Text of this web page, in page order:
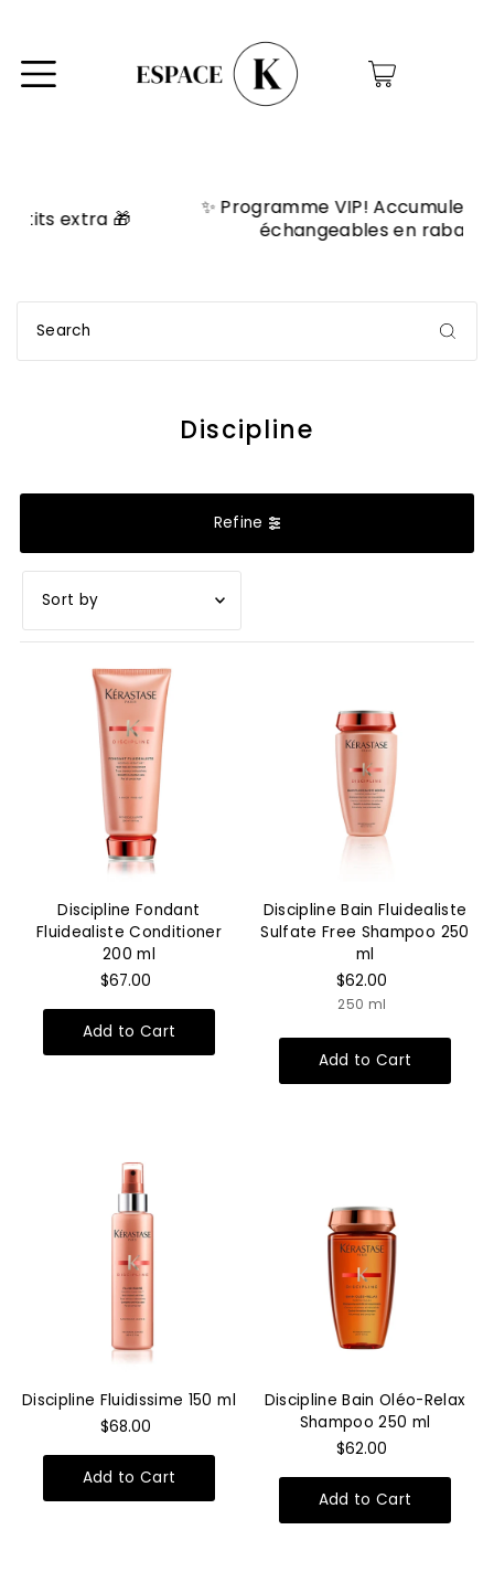
0
✨ Programme VIP! Accumule des points
échangeables en rabais! ✨
Discipline
Refine
Featured
Most relevant
Best selling
Alphabetically, A-Z
Alphabetically, Z-A
Price, low to high
Date, old to new
Date, new to old
Discipline Fondant
Fluidealiste Conditioner
200 ml
$67.00
Discipline Bain Fluidealiste
Sulfate Free Shampoo 250
ml
$62.00
250 ml
Discipline Fluidissime 150 ml
$68.00
Discipline Bain Oléo-Relax
Shampoo 250 ml
$62.00